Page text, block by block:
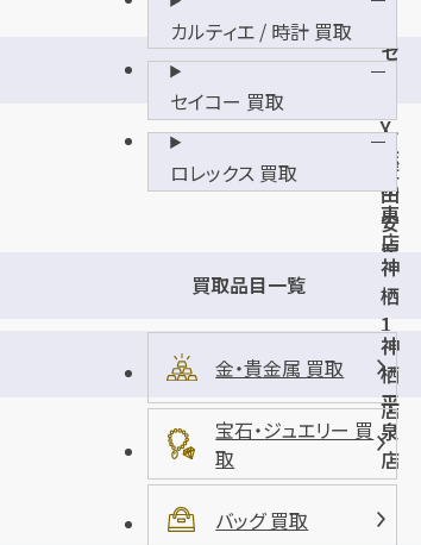
テ
U
Y
佐
原
東
店
セ
イ
ヤ
鉾
田
安
房
店
神
栖
1
丁
目
店
神
栖
平
泉
店
カルティエ / 時計 買取
セイコー 買取
ロレックス 買取
買取品目一覧
金・貴金属 買取
宝石・ジュエリー 買
取
バッグ 買取